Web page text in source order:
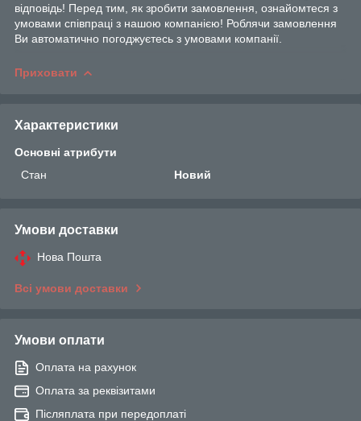
відповідь! Перед тим, як зробити замовлення, ознайомтеся з
умовами співпраці з нашою компанією! Роблячи замовлення
Ви автоматично погоджуєтесь з умовами компанії.
Приховати
Характеристики
Основні атрибути
Стан
Новий
Умови доставки
Нова Пошта
Всі умови доставки
Умови оплати
Оплата на рахунок
Оплата за реквізитами
Післяплата при передоплаті